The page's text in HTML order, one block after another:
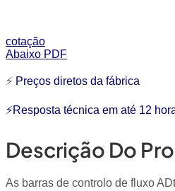
cotação
Abaixo PDF
⚡ Preços diretos da fábrica
⚡Resposta técnica em até 12
Descrição Do
As barras de controlo de fluxo